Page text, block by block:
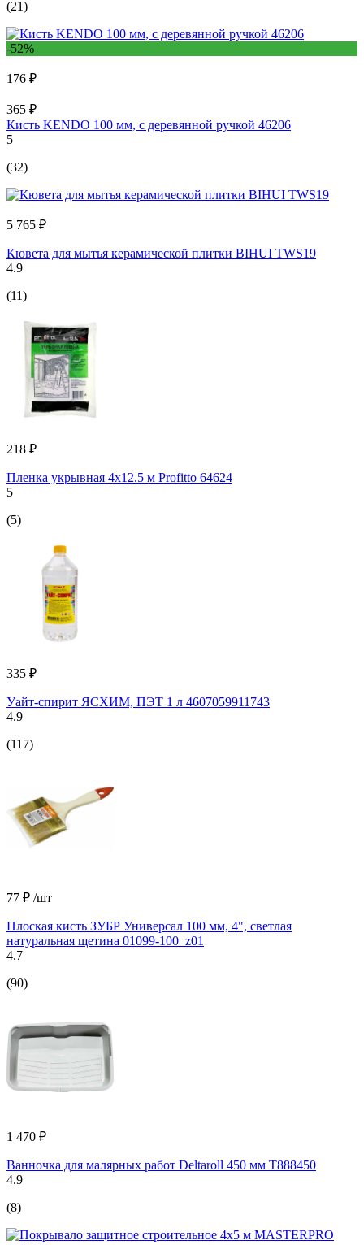
(21)
-52%
176 ₽
365 ₽
Кисть KENDO 100 мм, с деревянной ручкой 46206
5
(32)
5 765 ₽
Кювета для мытья керамической плитки BIHUI TWS19
4.9
(11)
218 ₽
Пленка укрывная 4x12.5 м Profitto 64624
5
(5)
335 ₽
Уайт-спирит ЯСХИМ, ПЭТ 1 л 4607059911743
4.9
(117)
77 ₽ /шт
Плоская кисть ЗУБР Универсал 100 мм, 4", светлая
натуральная щетина 01099-100_z01
4.7
(90)
1 470 ₽
Ванночка для малярных работ Deltaroll 450 мм T888450
4.9
(8)